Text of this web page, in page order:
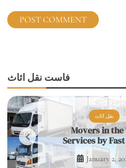
فاست نقل اثاث
نقل اثاث
Movers in the
Services by
January 2,